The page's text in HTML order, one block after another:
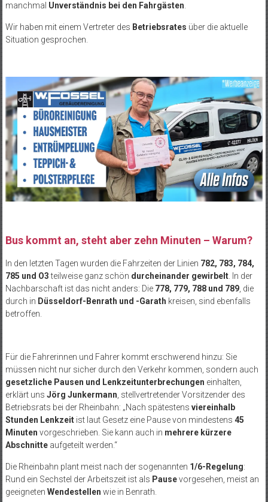
manchmal Unverständnis bei den Fahrgästen.
Wir haben mit einem Vertreter des Betriebsrates über die aktuelle
Situation gesprochen.
Bus kommt an, steht aber zehn Minuten – Warum?
In den letzten Tagen wurden die Fahrzeiten der Linien 782, 783, 784,
785 und O3teilweise ganz schön durcheinander gewirbelt. In der
Nachbarschaft ist das nicht anders: Die 778, 779, 788 und 789, die
durch in Düsseldorf-Benrath und -Garath kreisen, sind ebenfalls
betroffen.
Für die Fahrerinnen und Fahrer kommt erschwerend hinzu: Sie
müssen nicht nur sicher durch den Verkehr kommen, sondern auch
gesetzliche Pausen und Lenkzeitunterbrechungen einhalten,
erklärt uns Jörg Junkermann , stellvertretender Vorsitzender des
Betriebsrats bei der Rheinbahn: „Nach spätestens viereinhalb
Stunden Lenkzeitist laut Gesetz eine Pause von mindestens 45
Minuten vorgeschrieben. Sie kann auch in mehrere kürzere
Abschnitteaufgeteilt werden.“
Die Rheinbahn plant meist nach der sogenannten 1/6-Regelung:
Rund ein Sechstel der Arbeitszeit ist als Pausevorgesehen, meist an
geeigneten Wendestellen wie in Benrath.